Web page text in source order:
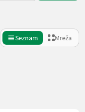
Seznam Mreža